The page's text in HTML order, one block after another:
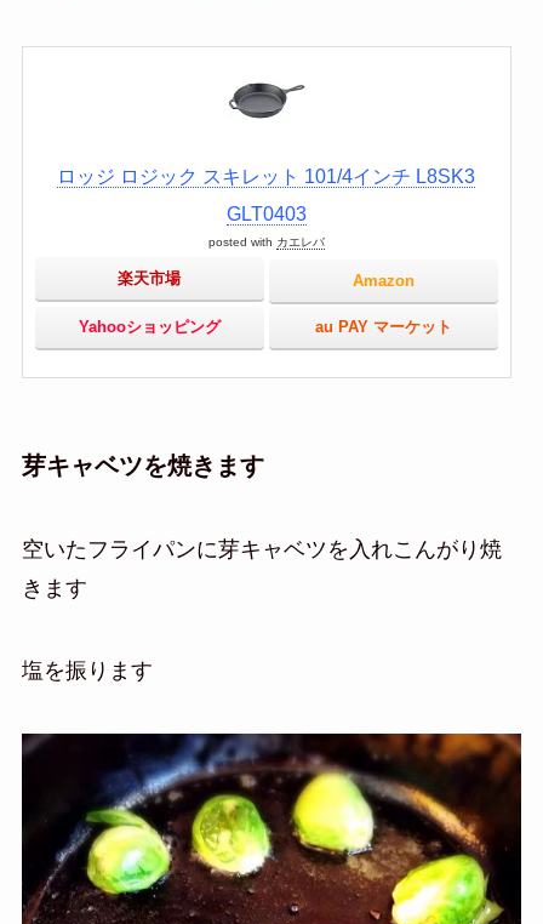
ロッジ ロジック スキレット 101/4インチ L8SK3
GLT0403
posted with カエレバ
楽天市場 Amazon
Yahooショッピング au PAY マーケット
芽キャベツを焼きます
空いたフライパンに芽キャベツを入れこんがり焼
きます
塩を振ります